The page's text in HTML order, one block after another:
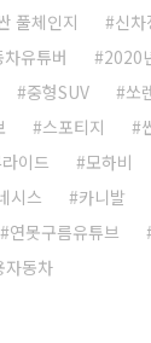
풀체인지
신
차유튜버 2020
중형SUV 쏘
스포티지
이드 모하비
시스 카니발
#연못구름유튜브
자동차